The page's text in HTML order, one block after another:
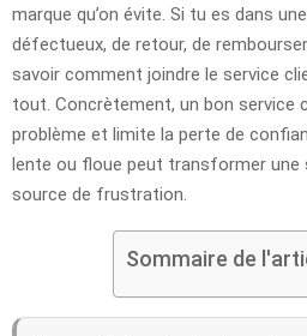
marque qu’on évite. Si tu es dans
défectueux, de retour, de
savoir comment joindre le service
tout. Concrètement, un bon service
problème et limite la perte de
lente ou floue peut transformer une
source de frustration.
Sommaire de